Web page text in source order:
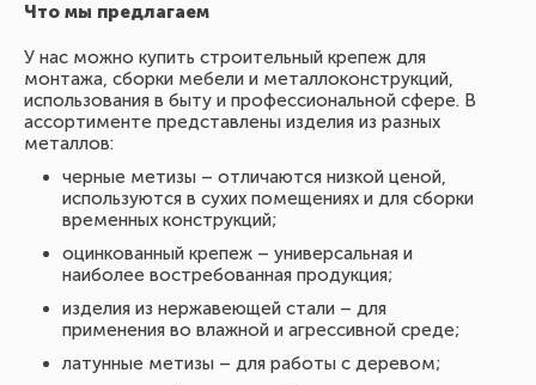
Что мы предлагаем
У нас можно купить строительный крепеж для
монтажа, сборки мебели и металлоконструкций,
использования в быту и профессиональной сфере. В
ассортименте представлены изделия из разных
металлов:
черные метизы – отличаются низкой ценой,
используются в сухих помещениях и для сборки
временных конструкций;
оцинкованный крепеж – универсальная и
наиболее востребованная продукция;
изделия из нержавеющей стали – для
применения во влажной и агрессивной среде;
латунные метизы – для работы с деревом;